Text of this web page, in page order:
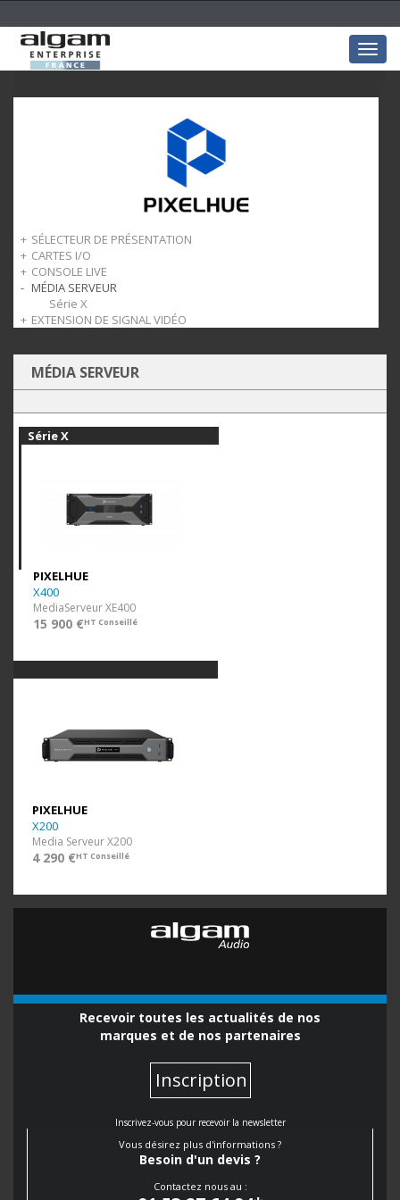
SÉLECTEUR DE PRÉSENTATION
Série P
Série Q
CARTES I/O
Cartes Entrées
Cartes Sorties
CONSOLE LIVE
Série U5
MÉDIA SERVEUR
Série X
EXTENSION DE SIGNAL VIDÉO
MÉDIA SERVEUR
Série X
PIXELHUE
X400
MediaServeur XE400
15 900 €HT Conseillé
PIXELHUE
X200
Media Serveur X200
4 290 €HT Conseillé
Recevoir toutes les actualités de nos
marques et de nos partenaires
Inscription
Inscrivez-vous pour recevoir la newsletter
Vous désirez plus d'informations ?
Besoin d'un devis ?
Contactez nous au :